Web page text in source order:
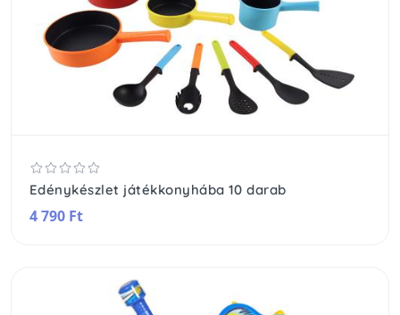
Edénykészlet játékkonyhába 10 darab
4 790 Ft